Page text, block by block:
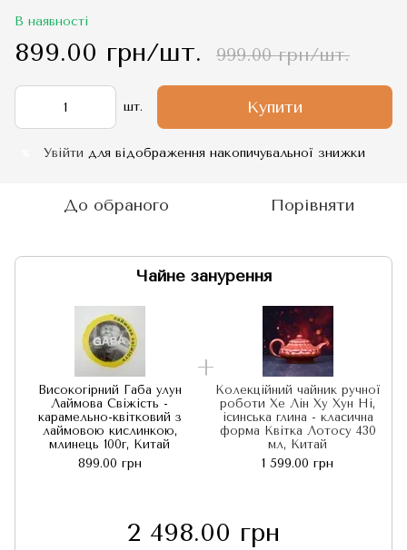
В наявності
899.00 грн/шт. 999.00 грн/шт.
шт. Купити
Увійти для відображення накопичувальної знижки
До обраного Порівняти
Чайне занурення
Високогірний Габа улун
Лаймова Свіжість -
карамельно-квітковий з
лаймовою кислинкою,
млинець 100г, Китай
899.00 грн
Колекційний чайник ручної
роботи Хе Лін Ху Хун Ні,
ісинська глина - класична
форма Квітка Лотосу 430
мл, Китай
1 599.00 грн
2 498.00 грн